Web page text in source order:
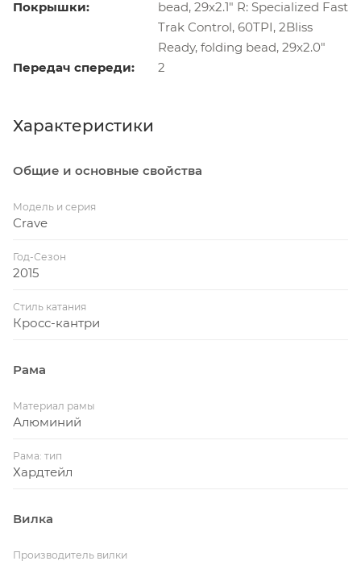
Покрышки:
bead, 29x2.1" R: Specialized Fast
Trak Control, 60TPI, 2Bliss
Ready, folding bead, 29x2.0"
Передач спереди:
2
Характеристики
Общие и основные свойства
Модель и серия
Crave
Год-Сезон
2015
Стиль катания
Кросс-кантри
Рама
Материал рамы
Алюминий
Рама: тип
Хардтейл
Вилка
Производитель вилки